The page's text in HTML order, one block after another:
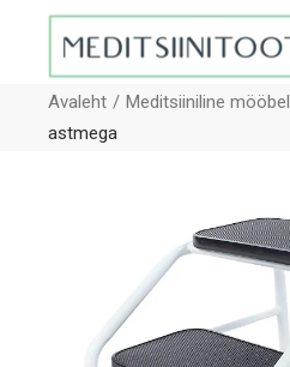
Avaleht Meditsiiniline mööbel
astmega